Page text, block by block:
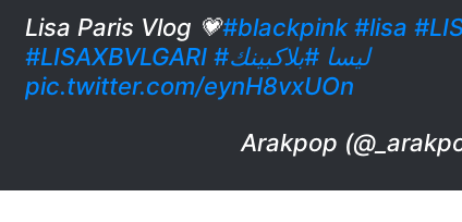
Lisa Paris Vlog 💗#blackpink #lisa
#LISAXBVLGARI
#ليسا #بلاكبينك
pic.twitter.com/eynH8vxUOn